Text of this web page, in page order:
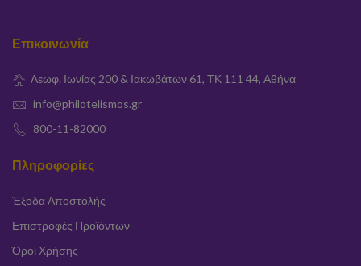
Επικοινωνία
Λεωφ. Ιωνίας 200 & Ιακωβάτων 61, ΤΚ 111 44, Αθήνα
info@philotelismos.gr
800-11-82000
Πληροφορίες
Έξοδα Αποστολής
Επιστροφές Προϊόντων
Όροι Χρήσης